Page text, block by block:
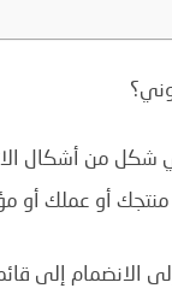
هي شكل من أشكال
منتجك أو عملك أو
الانضمام إلى